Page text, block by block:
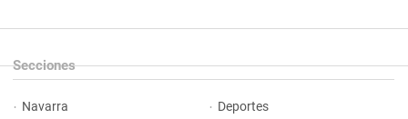
Secciones
Navarra Deportes